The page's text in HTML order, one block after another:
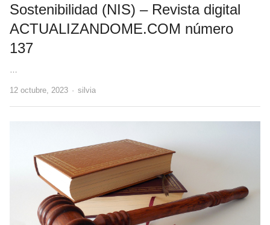
Sostenibilidad (NIS) – Revista digital
ACTUALIZANDOME.COM número
137
12 octubre, 2023 Author
silvia